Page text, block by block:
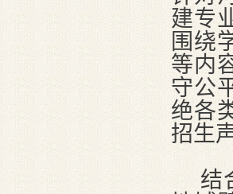
建专
围绕
等内
守公
绝各
招生
结